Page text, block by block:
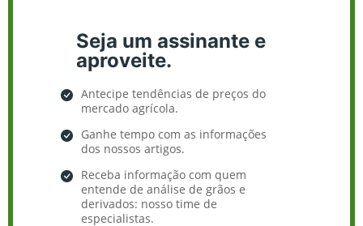
Seja um assinante e
aproveite.
Antecipe tendências de preços do
mercado agrícola.
Ganhe tempo com as informações
dos nossos artigos.
Receba informação com quem
entende de análise de grãos e
derivados: nosso time de
especialistas.